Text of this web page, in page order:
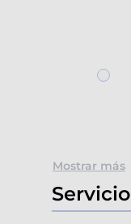
Mostrar más
Servicio